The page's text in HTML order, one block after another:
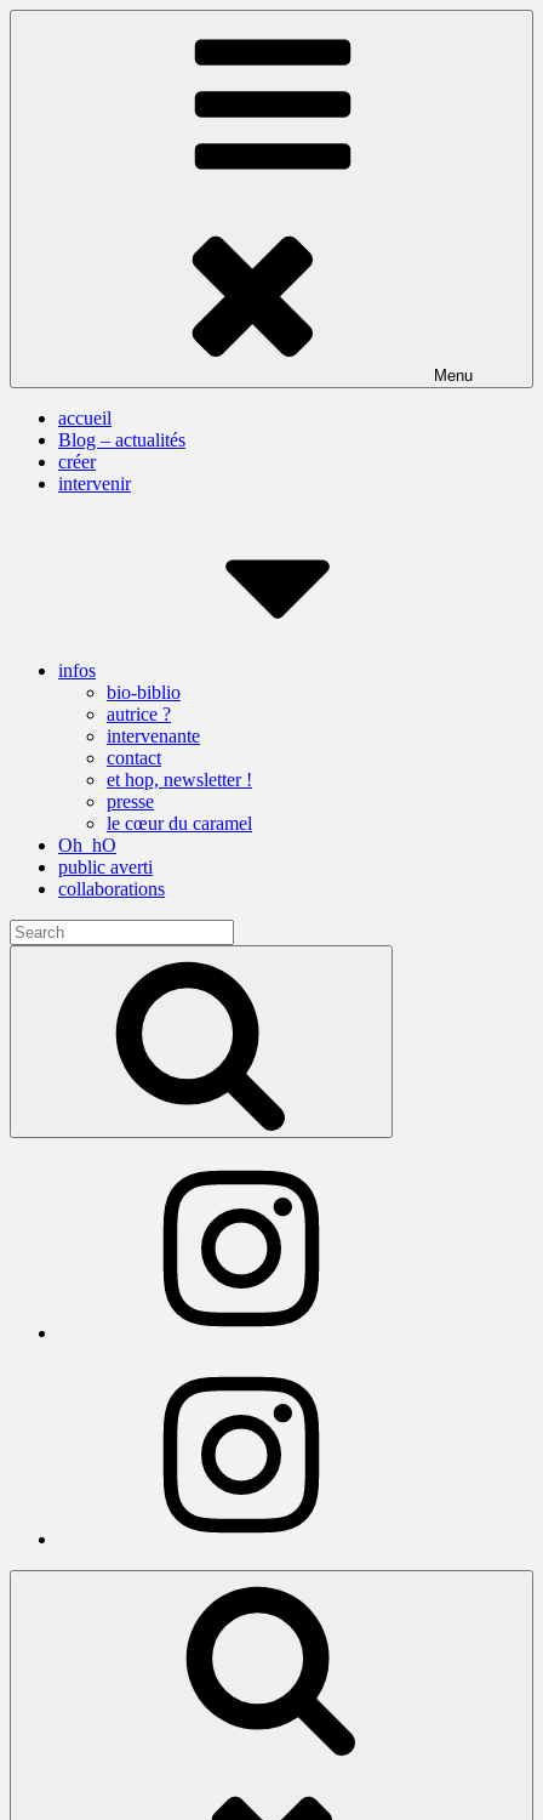
Skip
Menu
accueil
Blog – actualités
créer
intervenir
infos
bio-biblio
autrice ?
intervenante
contact
et hop, newsletter !
presse
le cœur du caramel
Oh_hO
public averti
collaborations
Search
for: